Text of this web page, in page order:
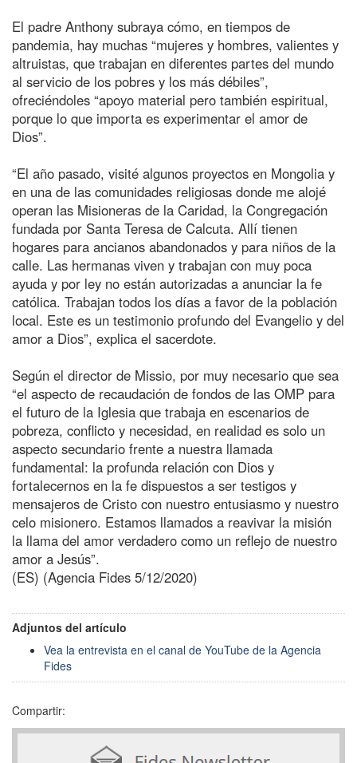
El padre Anthony subraya cómo, en tiempos de
pandemia, hay muchas “mujeres y hombres, valientes y
altruistas, que trabajan en diferentes partes del mundo
al servicio de los pobres y los más débiles”,
ofreciéndoles “apoyo material pero también espiritual,
porque lo que importa es experimentar el amor de
Dios”.
“El año pasado, visité algunos proyectos en Mongolia y
en una de las comunidades religiosas donde me alojé
operan las Misioneras de la Caridad, la Congregación
fundada por Santa Teresa de Calcuta. Allí tienen
hogares para ancianos abandonados y para niños de la
calle. Las hermanas viven y trabajan con muy poca
ayuda y por ley no están autorizadas a anunciar la fe
católica. Trabajan todos los días a favor de la población
local. Este es un testimonio profundo del Evangelio y del
amor a Dios”, explica el sacerdote.
Según el director de Missio, por muy necesario que sea
“el aspecto de recaudación de fondos de las OMP para
el futuro de la Iglesia que trabaja en escenarios de
pobreza, conflicto y necesidad, en realidad es solo un
aspecto secundario frente a nuestra llamada
fundamental: la profunda relación con Dios y
fortalecernos en la fe dispuestos a ser testigos y
mensajeros de Cristo con nuestro entusiasmo y nuestro
celo misionero. Estamos llamados a reavivar la misión
la llama del amor verdadero como un reflejo de nuestro
amor a Jesús”.
(ES) (Agencia Fides 5/12/2020)
Adjuntos del artículo
Vea la entrevista en el canal de YouTube de la Agencia
Fides
Compartir: